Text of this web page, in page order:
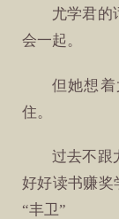
尤学君的
会一起。
但她想
住。
过去不跟
好好读书赚奖
“丰卫”